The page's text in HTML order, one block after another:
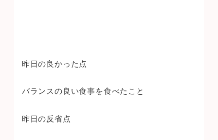
昨日の良かった点
バランスの良い食事を食べたこと
昨日の反省点